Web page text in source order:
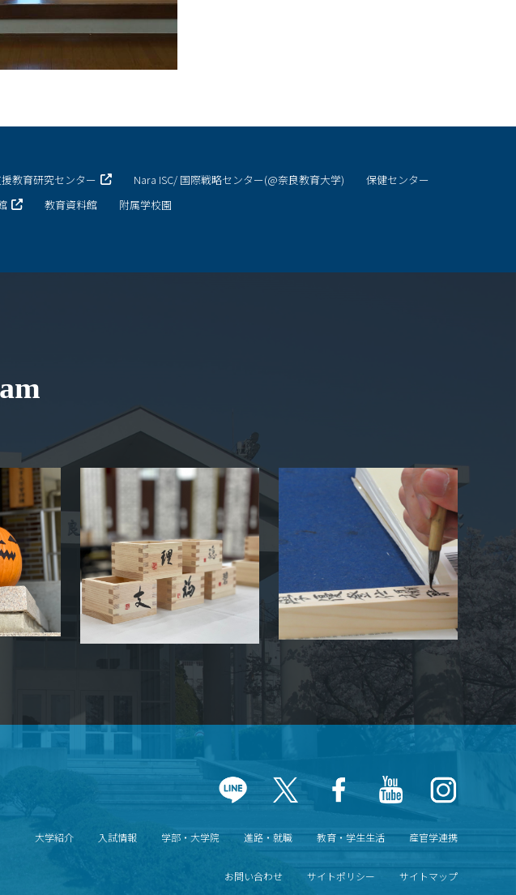
教員一覧
教育研究センター Nara ISC/ 国際戦略センター(@奈良教育大学)
保健センター
教育資料館 附属学校園
大学紹介 入試情報 学部・大学院 進路・就職 教育・学生生活 産官学連携
お問い合わせ サイトポリシー サイトマップ